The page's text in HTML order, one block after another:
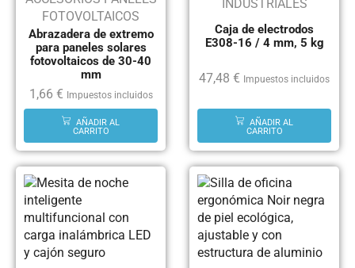
FOTOVOLTAICOS
Abrazadera de extremo
para paneles solares
fotovoltaicos de 30-40
mm
1,66 € Impuestos incluidos
AÑADIR AL
CARRITO
INDUSTRIALES
Caja de electrodos
E308-16 / 4 mm, 5 kg
47,48 € Impuestos incluidos
AÑADIR AL
CARRITO